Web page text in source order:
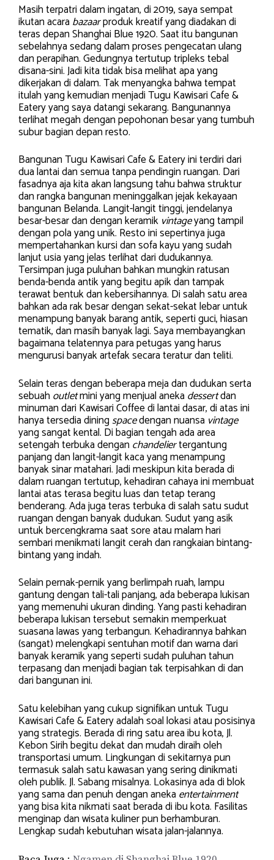
Masih terpatri dalam ingatan, di 2019, saya sempat
ikutan acara bazaarproduk kreatif yang diadakan di
teras depan Shanghai Blue 1920. Saat itu bangunan
sebelahnya sedang dalam proses pengecatan ulang
dan perapihan. Gedungnya tertutup tripleks tebal
disana-sini. Jadi kita tidak bisa melihat apa yang
dikerjakan di dalam. Tak menyangka bahwa tempat
itulah yang kemudian menjadi Tugu Kawisari Cafe &
Eatery yang saya datangi sekarang. Bangunannya
terlihat megah dengan pepohonan besar yang tumbuh
subur bagian depan resto.
Bangunan Tugu Kawisari Cafe & Eatery ini terdiri dari
dua lantai dan semua tanpa pendingin ruangan. Dari
fasadnya aja kita akan langsung tahu bahwa struktur
dan rangka bangunan meninggalkan jejak kekayaan
bangunan Belanda. Langit-langit tinggi, jendelanya
besar-besar dan dengan keramik vintageyang tampil
dengan pola yang unik. Resto ini sepertinya juga
mempertahankan kursi dan sofa kayu yang sudah
lanjut usia yang jelas terlihat dari dudukannya.
Tersimpan juga puluhan bahkan mungkin ratusan
benda-benda antik yang begitu apik dan tampak
terawat bentuk dan kebersihannya. Di salah satu area
bahkan ada rak besar dengan sekat-sekat lebar untuk
menampung banyak barang antik, seperti guci, hiasan
tematik, dan masih banyak lagi. Saya membayangkan
bagaimana telatennya para petugas yang harus
mengurusi banyak artefak secara teratur dan teliti.
Selain teras dengan beberapa meja dan dudukan serta
sebuah outletmini yang menjual aneka dessertdan
minuman dari Kawisari Coffee di lantai dasar, di atas ini
hanya tersedia dining spacedengan nuansa vintage
yang sangat kental. Di bagian tengah ada area
setengah terbuka dengan chandeliertergantung
panjang dan langit-langit kaca yang menampung
banyak sinar matahari. Jadi meskipun kita berada di
dalam ruangan tertutup, kehadiran cahaya ini membuat
lantai atas terasa begitu luas dan tetap terang
benderang. Ada juga teras terbuka di salah satu sudut
ruangan dengan banyak dudukan. Sudut yang asik
untuk bercengkrama saat sore atau malam hari
sembari menikmati langit cerah dan rangkaian bintang-
bintang yang indah.
Selain pernak-pernik yang berlimpah ruah, lampu
gantung dengan tali-tali panjang, ada beberapa lukisan
yang memenuhi ukuran dinding. Yang pasti kehadiran
beberapa lukisan tersebut semakin memperkuat
suasana lawas yang terbangun. Kehadirannya bahkan
(sangat) melengkapi sentuhan motif dan warna dari
banyak keramik yang seperti sudah puluhan tahun
terpasang dan menjadi bagian tak terpisahkan di dan
dari bangunan ini.
Satu kelebihan yang cukup signifikan untuk Tugu
Kawisari Cafe & Eatery adalah soal lokasi atau posisinya
yang strategis. Berada di ring satu area ibu kota, Jl.
Kebon Sirih begitu dekat dan mudah diraih oleh
transportasi umum. Lingkungan di sekitarnya pun
termasuk salah satu kawasan yang sering dinikmati
oleh publik. Jl. Sabang misalnya. Lokasinya ada di blok
yang sama dan penuh dengan aneka entertainment
yang bisa kita nikmati saat berada di ibu kota. Fasilitas
menginap dan wisata kuliner pun berhamburan.
Lengkap sudah kebutuhan wisata jalan-jalannya.